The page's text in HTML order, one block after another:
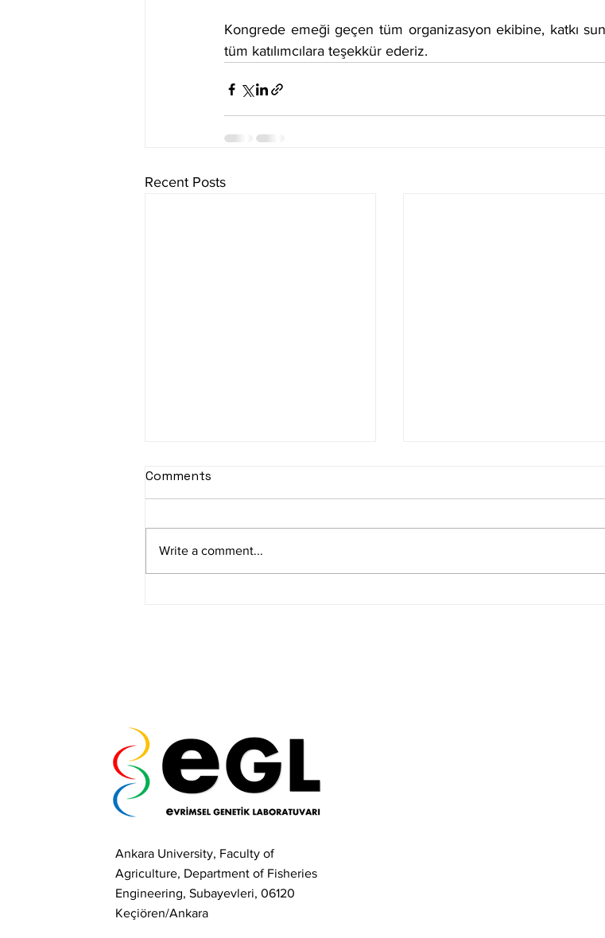
Kongrede emeği geçen tüm organizasyon ekibine, katkı
tüm katılımcılara teşekkür ederiz.
Recent Posts
Comments
Write a comment...
Ankara University, Faculty of
Agriculture, Department of Fisheries
Engineering, Subayevleri, 06120
Keçiören/Ankara